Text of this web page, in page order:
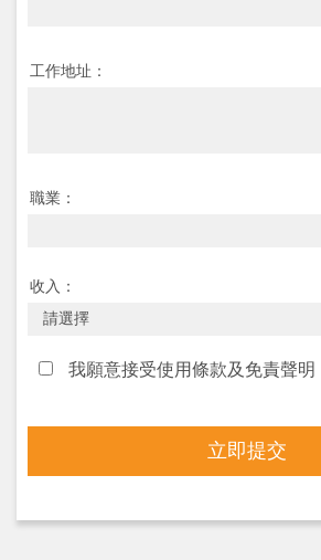
工作地址：
職業：
收入：
我願意接受使用條款及免責聲明